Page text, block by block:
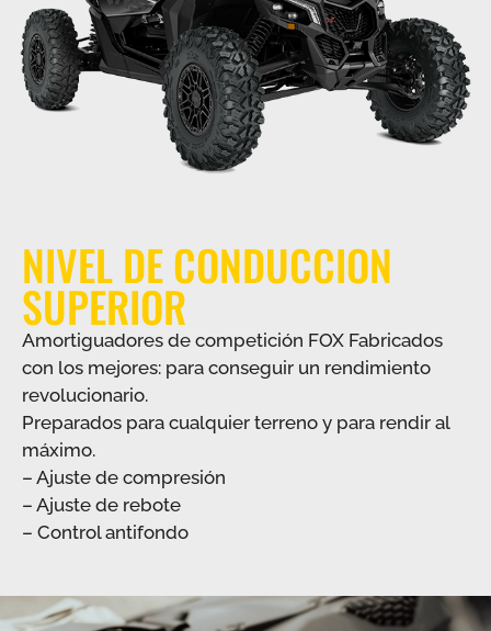
NIVEL DE CONDUCCION
SUPERIOR
Amortiguadores de competición FOX Fabricados
con los mejores: para conseguir un rendimiento
revolucionario.
Preparados para cualquier terreno y para rendir al
máximo.
– Ajuste de compresión
– Ajuste de rebote
– Control antifondo